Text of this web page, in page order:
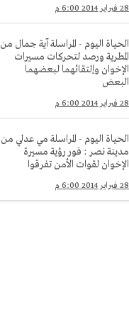
28 فبراير 2014 6:00 م
الحياة اليوم - المراسلة آية جمال من
المطرية ورصد لتحركات مسيرات
الإخوان وإلتقائهما لبعضهما
البعض
28 فبراير 2014 6:00 م
الحياة اليوم - المراسلة مي عدلي من
مدينة نصر : فور رؤية مسيرة
الإخوان لقوات الأمن تفرقوا
28 فبراير 2014 6:00 م